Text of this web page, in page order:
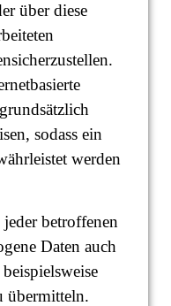
über diese
sodass ein
werden
betroffenen
Daten auch
übermitteln.